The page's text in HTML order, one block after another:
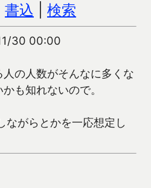
書込 検索
30 00:00
の人数がそんなに多くな
も知れないので。
ながらとかを一応想定し